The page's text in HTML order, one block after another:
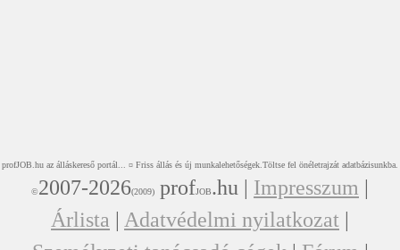
profJOB.hu az álláskereső portál... ¤ Friss állás és új munkalehetőségek.Töltse fel önéletrajzát adatbázisunkba.
©2007-2026(2009) profJOB.hu | Impresszum |
Árlista | Adatvédelmi nyilatkozat |